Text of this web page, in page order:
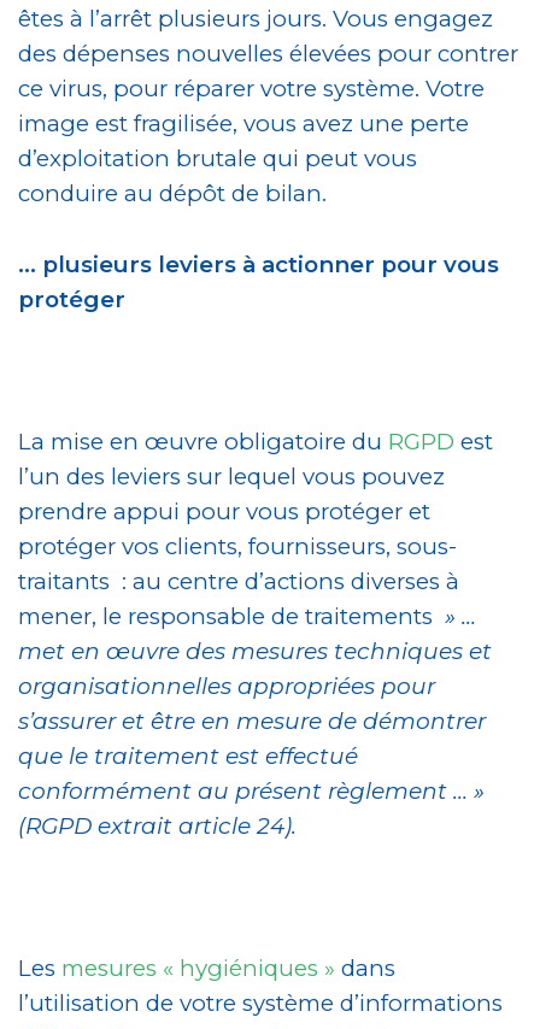
êtes à l’arrêt plusieurs jours. Vous engagez
des dépenses nouvelles élevées pour contrer
ce virus, pour réparer votre système. Votre
image est fragilisée, vous avez une perte
d’exploitation brutale qui peut vous
conduire au dépôt de bilan.
… plusieurs leviers à actionner pour vous
protéger
La mise en œuvre obligatoire du RGPD est
l’un des leviers sur lequel vous pouvez
prendre appui pour vous protéger et
protéger vos clients, fournisseurs, sous-
traitants : au centre d’actions diverses à
mener, le responsable de traitements » …
met en œuvre des mesures techniques et
organisationnelles appropriées pour
s’assurer et être en mesure de démontrer
que le traitement est effectué
conformément au présent règlement … »
(RGPD extrait article 24).
Les mesures « hygiéniques » dans
l’utilisation de votre système d’informations